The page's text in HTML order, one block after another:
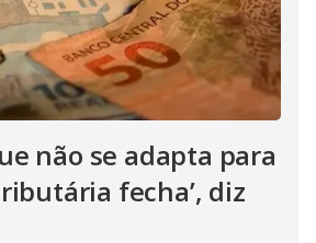
não se adapta para
fecha’, diz